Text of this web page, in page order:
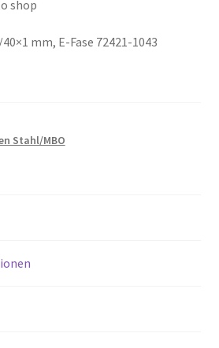
shop
mm, E-Fase 72421-1043
Stahl/MBO